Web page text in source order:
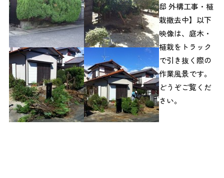
邸 外構工事・植
栽撤去中】以下
映像は、庭木・
植栽をトラック
で引き抜く際の
作業風景です。
どうぞご覧くだ
さい。